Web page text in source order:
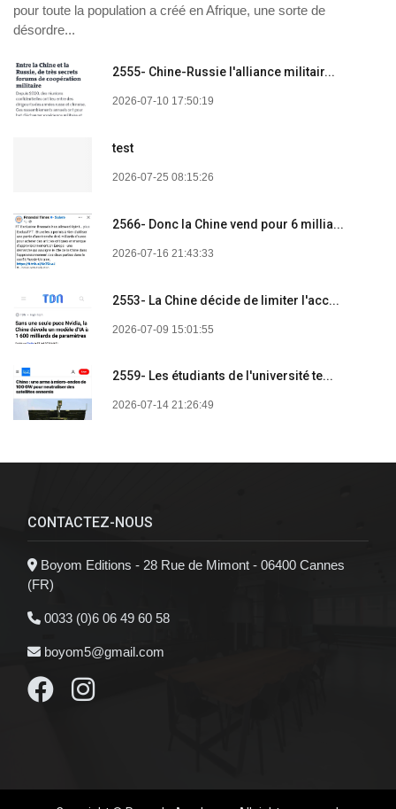
pour toute la population a créé en Afrique, une sorte de
désordre...
2555- Chine-Russie l'alliance militair...
2026-07-10 17:50:19
test
2026-07-25 08:15:26
2566- Donc la Chine vend pour 6 millia...
2026-07-16 21:43:33
2553- La Chine décide de limiter l'acc...
2026-07-09 15:01:55
2559- Les étudiants de l'université te...
2026-07-14 21:26:49
CONTACTEZ-NOUS
Boyom Editions - 28 Rue de Mimont - 06400 Cannes
(FR)
0033 (0)6 06 49 60 58
boyom5@gmail.com